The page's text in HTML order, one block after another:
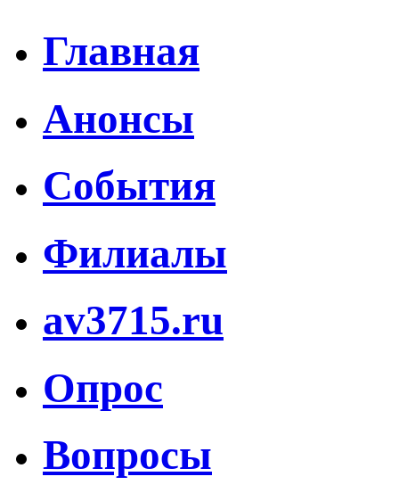
Главная
Анонсы
События
Филиалы
av3715.ru
Опрос
Вопросы